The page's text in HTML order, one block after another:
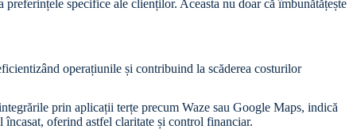
specifice ale clienților. Aceasta nu doar că îmbunătățește
operațiunile și contribuind la scăderea costurilor
prin aplicații terțe precum Waze sau Google Maps, indică
oferind astfel claritate și control financiar.